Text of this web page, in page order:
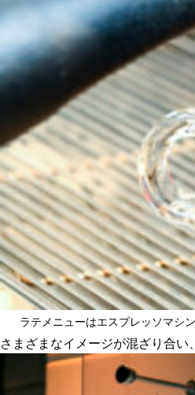
ラテメニューはエスプレッソマシ
さまざまなイメージが混ざり合い